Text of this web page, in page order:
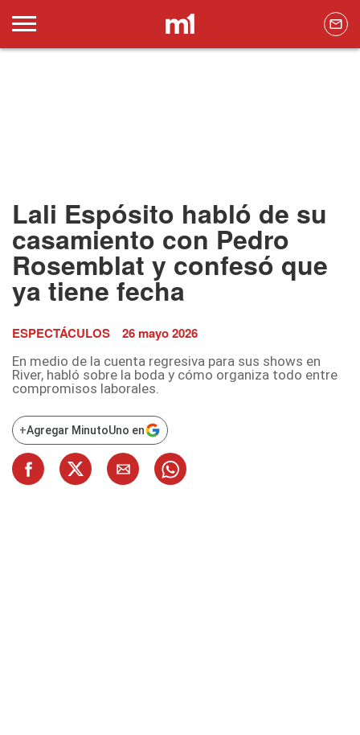
Lali Espósito habló de su
casamiento con Pedro
Rosemblat y confesó que
ya tiene fecha
ESPECTÁCULOS 26 mayo 2026
En medio de la cuenta regresiva para sus shows en
River, habló sobre la boda y cómo organiza todo entre
compromisos laborales.
+Agregar MinutoUno en